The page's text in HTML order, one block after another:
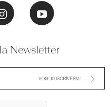
Newsletter
VOGLIO ISCRIVERMI